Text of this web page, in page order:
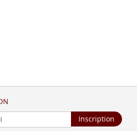
Inscription